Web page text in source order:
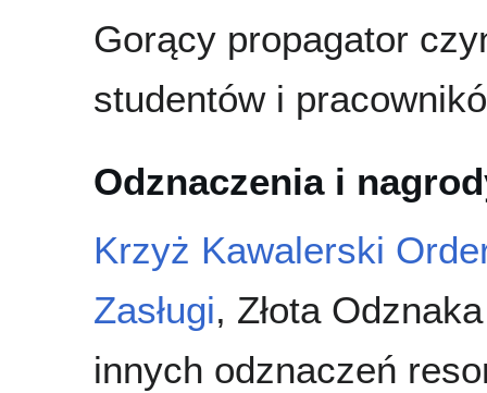
Gorący propagator
studentów i
Odznaczenia i
Krzyż Kawalerski
Zasługi, Złota
innych odznaczeń